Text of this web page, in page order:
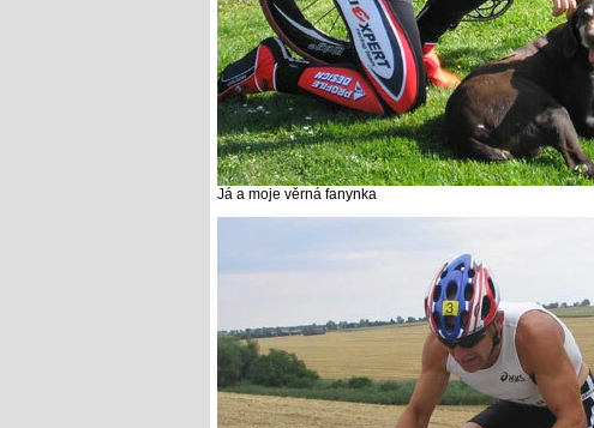
Já a moje věrná fanynka